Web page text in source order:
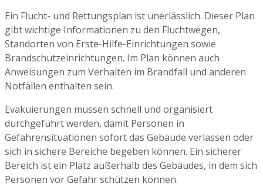
Ein Flucht- und Rettungsplan ist unerlässlich. Dieser Plan
gibt wichtige Informationen zu den Fluchtwegen,
Standorten von Erste-Hilfe-Einrichtungen sowie
Brandschutzeinrichtungen. Im Plan können auch
Anweisungen zum Verhalten im Brandfall und anderen
Notfällen enthalten sein.
Evakuierungen müssen schnell und organisiert
durchgeführt werden, damit Personen in
Gefahrensituationen sofort das Gebäude verlassen oder
sich in sichere Bereiche begeben können. Ein sicherer
Bereich ist ein Platz außerhalb des Gebäudes, in dem sich
Personen vor Gefahr schützen können.